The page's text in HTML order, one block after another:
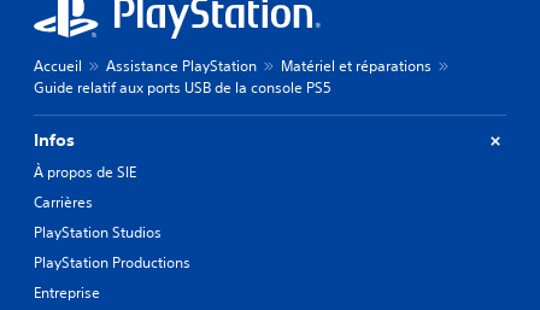
Accueil Assistance PlayStation
Matériel et réparations
Guide relatif aux ports USB de la console PS5
Infos
À propos de SIE
Carrières
PlayStation Studios
PlayStation Productions
Entreprise